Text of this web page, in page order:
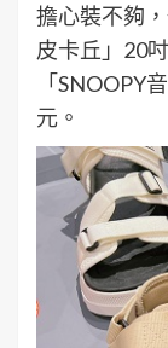
擔心裝不夠
皮卡丘」20
「SNOOPY
元。